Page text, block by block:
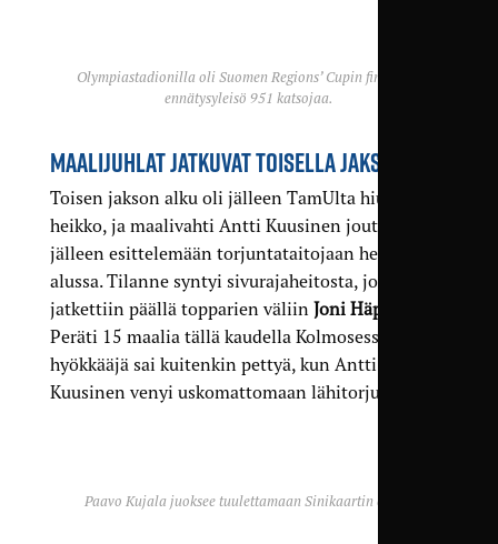
Olympiastadionilla oli Suomen Regions’ Cupin finaalien
ennätysyleisö 951 katsojaa.
MAALIJUHLAT JATKUVAT TOISELLA JAKSOLLA
Toisen jakson alku oli jälleen TamUlta hiukan
heikko, ja maalivahti Antti Kuusinen joutui
jälleen esittelemään torjuntataitojaan heti jakson
alussa. Tilanne syntyi sivurajaheitosta, joka
jatkettiin päällä topparien väliin Joni Häppölälle
Peräti 15 maalia tällä kaudella Kolmosessa tehnyt
hyökkääjä sai kuitenkin pettyä, kun Antti
Kuusinen venyi uskomattomaan lähitorjuntaan.
Paavo Kujala juoksee tuulettamaan Sinikaartin eteen.